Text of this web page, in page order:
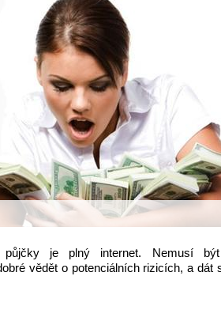
půjčky je plný internet. Nemusí
vědět o potenciálních rizicích, a dát